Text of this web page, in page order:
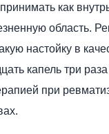
как
область.
настойку в
капель три
при